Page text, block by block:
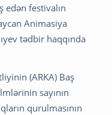
edən festivalın
Animasiya
tədbir haqqında
(ARKA) Baş
sayının
qurulmasının